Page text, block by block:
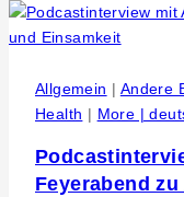
Allgemein | Andere
Health | More |
Feyerabend